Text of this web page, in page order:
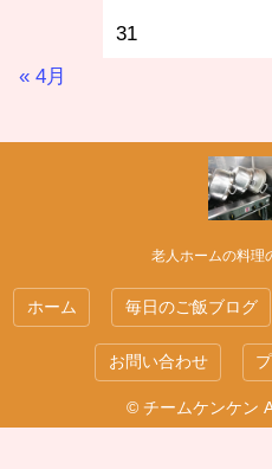
31
« 4月
老人ホームの料理
ホーム 毎日のご飯ブログ
お問い合わせ
© チームケンケン